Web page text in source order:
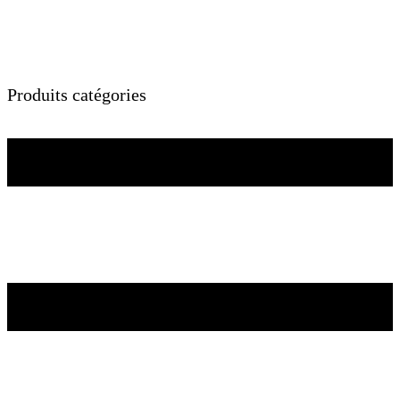
Produits catégories